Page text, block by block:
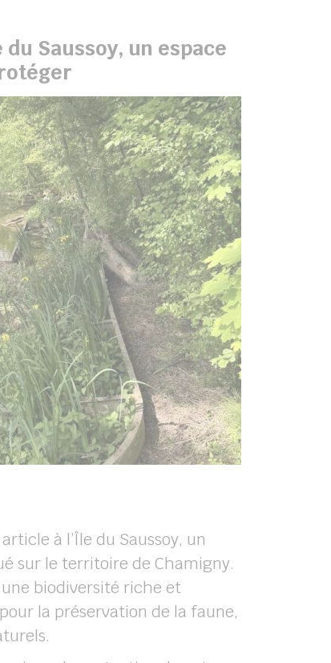
Saussoy, un espace
à l’Île du Saussoy, un
sur le territoire de Chamigny.
biodiversité riche et
la préservation de la faune,